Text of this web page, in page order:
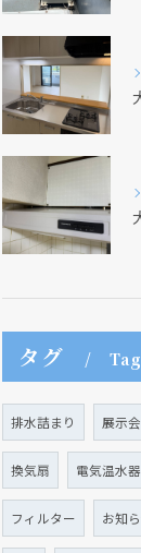
タグ
排水詰まり 展示会
換気扇 電気温水器
フィルター お知
聞に入っている折
聞に入っている折